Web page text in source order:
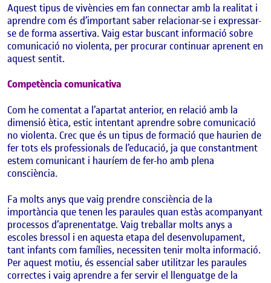
Aquest tipus de vivències em fan connectar amb la realitat i
aprendre com és d’important saber relacionar-se i expressar-
se de forma assertiva. Vaig estar buscant informació sobre
comunicació no violenta, per procurar continuar aprenent en
aquest sentit.
Competència comunicativa
Com he comentat a l’apartat anterior, en relació amb la
dimensió ètica, estic intentant aprendre sobre comunicació
no violenta. Crec que és un tipus de formació que haurien de
fer tots els professionals de l’educació, ja que constantment
estem comunicant i hauríem de fer-ho amb plena
consciència.
Fa molts anys que vaig prendre consciència de la
importància que tenen les paraules quan estàs acompanyant
processos d’aprenentatge. Vaig treballar molts anys a
escoles bressol i en aquesta etapa del desenvolupament,
tant infants com famílies, necessiten tenir molta informació.
Per aquest motiu, és essencial saber utilitzar les paraules
correctes i vaig aprendre a fer servir el llenguatge de la